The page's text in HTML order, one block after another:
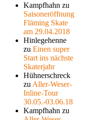
Kampfhahn zu
Saisoneröffnung
Fläming Skate
am 29.04.2018
Hinlegehenne
zu Einen super
Start ins nächste
Skaterjahr
Hühnerschreck
zu Aller-Weser-
Inline-Tour
30.05.-03.06.18
Kampfhahn zu